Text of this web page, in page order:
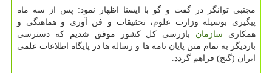
مجتبی توانگر در گفت و گو با ایسنا اظهار نمود: پس از سه ماه
پیگیری بوسیله وزارت علوم، تحقیقات و فن آوری و هماهنگی و
همکاری سازمان بازرسی کل کشور موفق شدیم که دسترسی
باردیگر به تمام متن پایان نامه ها و رساله ها در پایگاه اطلاعات علمی
ایران (گنج) فراهم گردد.